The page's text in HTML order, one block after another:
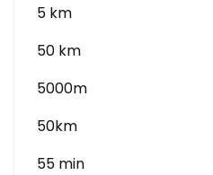
5 km
50 km
5000m
50km
55 min